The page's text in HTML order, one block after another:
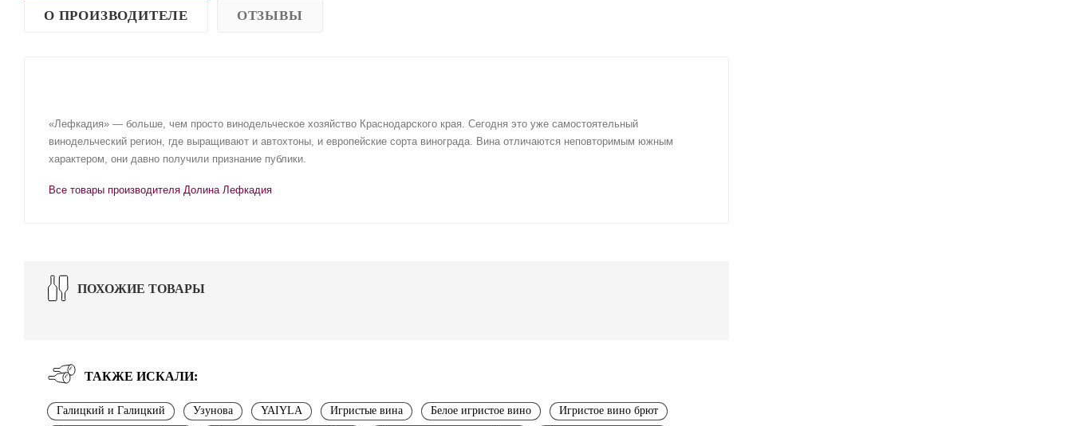
О ПРОИЗВОДИТЕЛЕ ОТЗЫВЫ
«Лефкадия» — больше, чем просто винодельческое хозяйство Краснодарского края. Сегодня это уже самостоятельный
винодельческий регион, где выращивают и автохтоны, и европейские сорта винограда. Вина отличаются неповторимым южным
характером, они давно получили признание публики.
Все товары производителя Долина Лефкадия
ПОХОЖИЕ ТОВАРЫ
ТАКЖЕ ИСКАЛИ:
Галицкий и Галицкий Узунова YAIYLA Игристые вина Белое игристое вино
Игристое вино брют